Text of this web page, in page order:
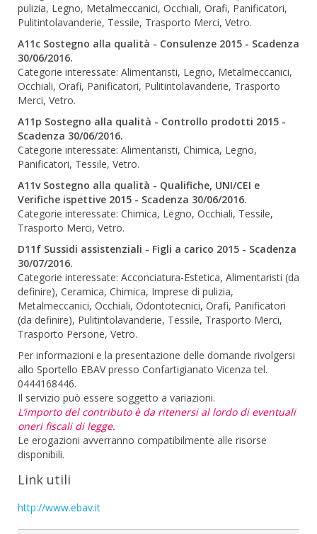
pulizia, Legno, Metalmeccanici, Occhiali, Orafi, Panificatori,
Pulitintolavanderie, Tessile, Trasporto Merci, Vetro.
A11c Sostegno alla qualità - Consulenze 2015 - Scadenza
30/06/2016.
Categorie interessate: Alimentaristi, Legno, Metalmeccanici,
Occhiali, Orafi, Panificatori, Pulitintolavanderie, Trasporto
Merci, Vetro.
A11p Sostegno alla qualità - Controllo prodotti 2015 -
Scadenza 30/06/2016.
Categorie interessate: Alimentaristi, Chimica, Legno,
Panificatori, Tessile, Vetro.
A11v Sostegno alla qualità - Qualifiche, UNI/CEI e
Verifiche ispettive 2015 - Scadenza 30/06/2016.
Categorie interessate: Chimica, Legno, Occhiali, Tessile,
Trasporto Merci, Vetro.
D11f Sussidi assistenziali - Figli a carico 2015 - Scadenza
30/07/2016.
Categorie interessate: Acconciatura-Estetica, Alimentaristi (da
definire), Ceramica, Chimica, Imprese di pulizia,
Metalmeccanici, Occhiali, Odontotecnici, Orafi, Panificatori
(da definire), Pulitintolavanderie, Tessile, Trasporto Merci,
Trasporto Persone, Vetro.
Per informazioni e la presentazione delle domande rivolgersi
allo Sportello EBAV presso Confartigianato Vicenza tel.
0444168446.
Il servizio può essere soggetto a variazioni.
L’importo del contributo è da ritenersi al lordo di eventuali
oneri fiscali di legge.
Le erogazioni avverranno compatibilmente alle risorse
disponibili.
Link utili
http://www.ebav.it